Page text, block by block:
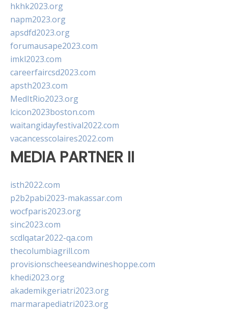
hkhk2023.org
napm2023.org
apsdfd2023.org
forumausape2023.com
imkl2023.com
careerfaircsd2023.com
apsth2023.com
MedItRio2023.org
lcicon2023boston.com
waitangidayfestival2022.com
vacancesscolaires2022.com
MEDIA PARTNER II
isth2022.com
p2b2pabi2023-makassar.com
wocfparis2023.org
sinc2023.com
scdlqatar2022-qa.com
thecolumbiagrill.com
provisionscheeseandwineshoppe.com
khedi2023.org
akademikgeriatri2023.org
marmarapediatri2023.org